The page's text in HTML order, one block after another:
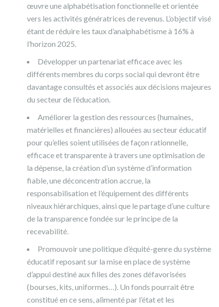
œuvre une alphabétisation fonctionnelle et orientée
vers les activités génératrices de revenus. L’objectif visé
étant de réduire les taux d’analphabétisme à 16% à
l’horizon 2025.
Développer un partenariat efficace avec les
différents membres du corps social qui devront être
davantage consultés et associés aux décisions majeures
du secteur de l’éducation.
Améliorer la gestion des ressources (humaines,
matérielles et financières) allouées au secteur éducatif
pour qu’elles soient utilisées de façon rationnelle,
efficace et transparente à travers une optimisation de
la dépense, la création d’un système d’information
fiable, une déconcentration accrue, la
responsabilisation et l’équipement des différents
niveaux hiérarchiques, ainsi que le partage d’une culture
de la transparence fondée sur le principe de la
recevabilité.
Promouvoir une politique d’équité-genre du système
éducatif reposant sur la mise en place de système
d’appui destiné aux filles des zones défavorisées
(bourses, kits, uniformes…). Un fonds pourrait être
constitué en ce sens, alimenté par l’état et les